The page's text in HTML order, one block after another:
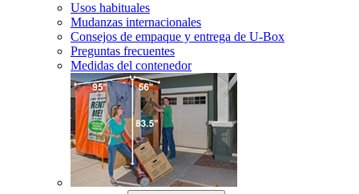
Usos habituales
Mudanzas internacionales
Consejos de empaque y entrega de U-Box
Preguntas frecuentes
Medidas del contenedor